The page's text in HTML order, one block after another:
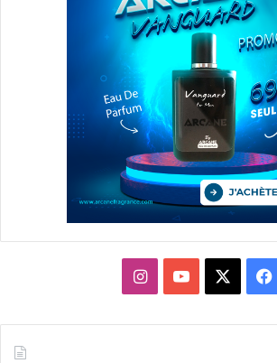
فيسبوك يوتيوبانستقرام